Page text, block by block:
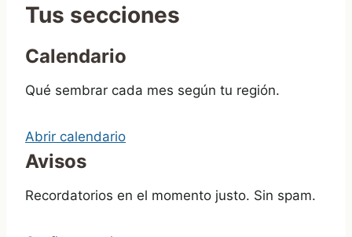
Tus secciones
Calendario
Qué sembrar cada mes según tu región.
Abrir calendario
Avisos
Recordatorios en el momento justo. Sin spam.